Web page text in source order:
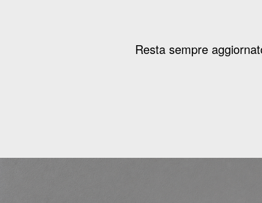
Resta sempre